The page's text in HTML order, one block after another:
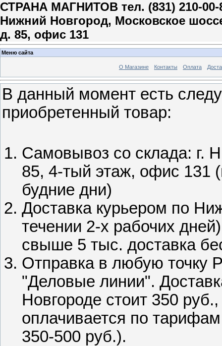
СТРАНА МАГНИТОВ тел. (831) 210-00-
Нижний Новгород, Московское
д. 85, офис 131
Меню сайта
О Магазине Контакты Оплата
В данный момент есть
приобретенный товар:
Самовывоз со склада: г.
85, 4-тый этаж, офис 131
будние дни)
Доставка курьером по
течении 2-х рабочих
свыше 5 тыс. доставка
Отправка в любую точку
"Деловые линии".
Новгороде стоит 350
оплачивается по
350-500 руб.).